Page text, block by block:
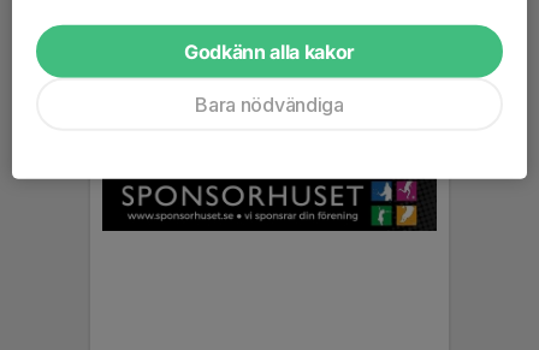
Godkänn alla kakor
Bara nödvändiga